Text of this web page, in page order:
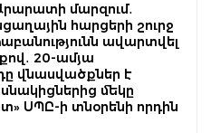
մարզում․
հարցերի շուրջ
ավարտվել
20-ամյա
վնասվածքներ է
մեկը
ՍՊԸ-ի տնօրենի որդին